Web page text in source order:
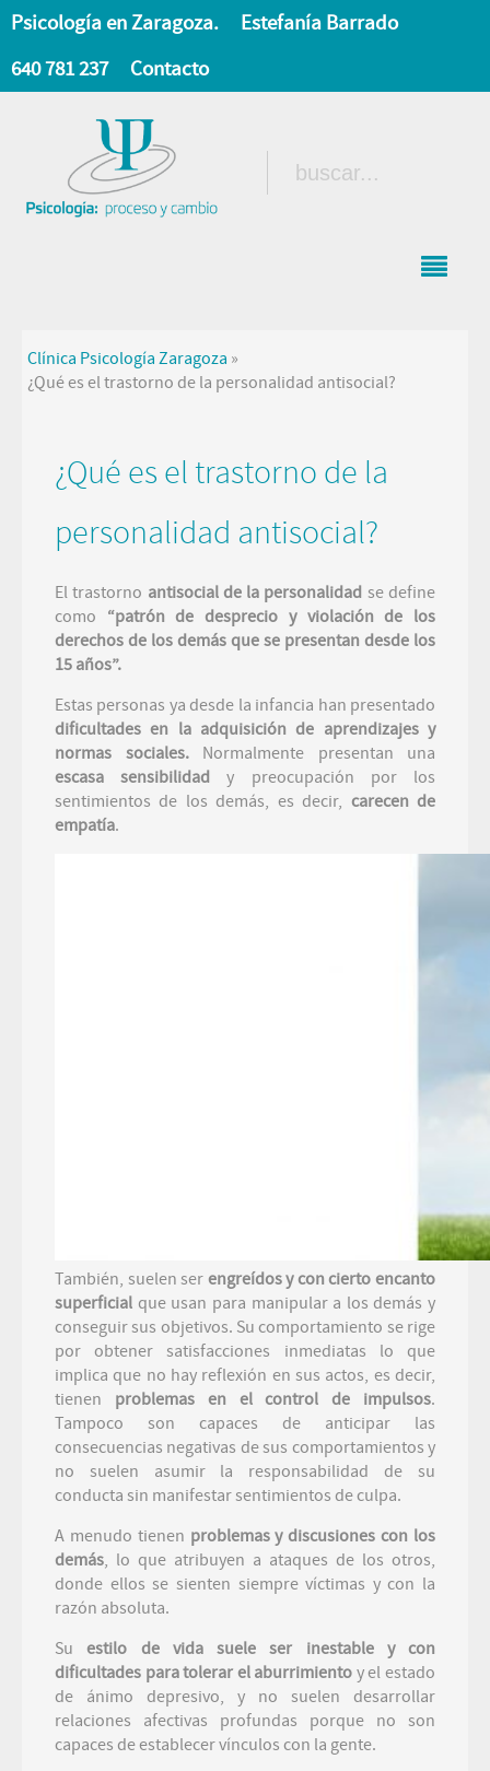
Psicología en Zaragoza.
Estefanía Barrado
640 781 237
Contacto
Clínica Psicología Zaragoza »
¿Qué es el trastorno de la personalidad antisocial?
¿Qué es el trastorno de la
personalidad antisocial?
El trastorno antisocial de la personalidad se define
como “patrón de desprecio y violación de los
derechos de los demás que se presentan desde los
15 años”.
Estas personas ya desde la infancia han presentado
dificultades en la adquisición de aprendizajes y
normas sociales.Normalmente presentan una
escasa sensibilidad
y preocupación por los
sentimientos de los demás, es decir, carecen de
empatía.
También, suelen ser engreídos y con cierto encanto
superficial que usan para manipular a los demás y
conseguir sus objetivos. Su comportamiento se rige
por obtener satisfacciones inmediatas lo que
implica que no hay reflexión en sus actos, es decir,
tienen problemas en el control de impulsos.
Tampoco son capaces de anticipar las
consecuencias negativas de sus comportamientos y
no suelen asumir la responsabilidad de su
conducta sin manifestar sentimientos de culpa.
A menudo tienen problemas y discusiones con los
demás, lo que atribuyen a ataques de los otros,
donde ellos se sienten siempre víctimas y con la
razón absoluta.
Suestilo de vida suele ser inestable y con
dificultades para tolerar el aburrimiento y el estado
de ánimo depresivo, y no suelen desarrollar
relaciones afectivas profundas porque no son
capaces de establecer vínculos con la gente.